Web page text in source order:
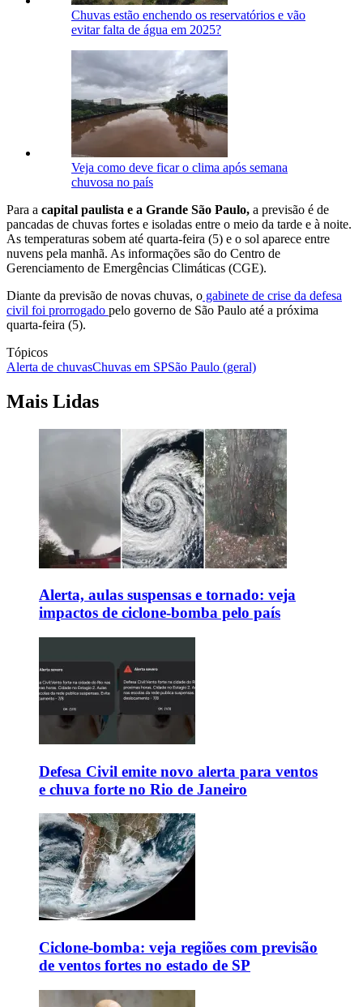
Chuvas estão enchendo os reservatórios e vão
evitar falta de água em 2025?
Veja como deve ficar o clima após semana
chuvosa no país
Para a capital paulista e a Grande São Paulo, a previsão é de
pancadas de chuvas fortes e isoladas entre o meio da tarde e à noite.
As temperaturas sobem até quarta-feira (5) e o sol aparece entre
nuvens pela manhã. As informações são do Centro de
Gerenciamento de Emergências Climáticas (CGE).
Diante da previsão de novas chuvas, o gabinete de crise da defesa
civil foi prorrogado pelo governo de São Paulo até a próxima
quarta-feira (5).
Tópicos
Alerta de chuvasChuvas em SPSão Paulo (geral)
Mais Lidas
Alerta, aulas suspensas e tornado: veja
impactos de ciclone-bomba pelo país
Defesa Civil emite novo alerta para ventos
e chuva forte no Rio de Janeiro
Ciclone-bomba: veja regiões com previsão
de ventos fortes no estado de SP